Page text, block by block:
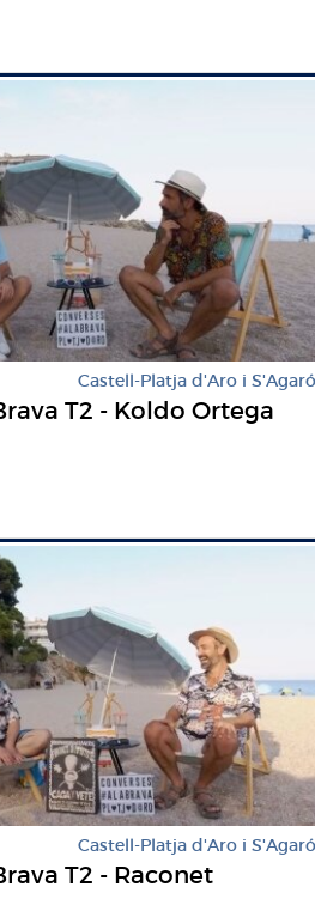
Castell-Platja d'Aro i S'Agaró
T2 - Koldo Ortega
Castell-Platja d'Aro i S'Agaró
T2 - Raconet